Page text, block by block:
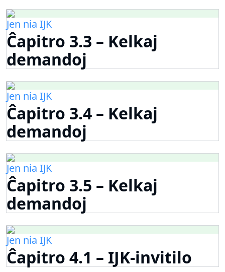
Jen nia IJK
Ĉapitro 3.3 – Kelkaj
demandoj
Jen nia IJK
Ĉapitro 3.4 – Kelkaj
demandoj
Jen nia IJK
Ĉapitro 3.5 – Kelkaj
demandoj
Jen nia IJK
Ĉapitro 4.1 – IJK-invitilo